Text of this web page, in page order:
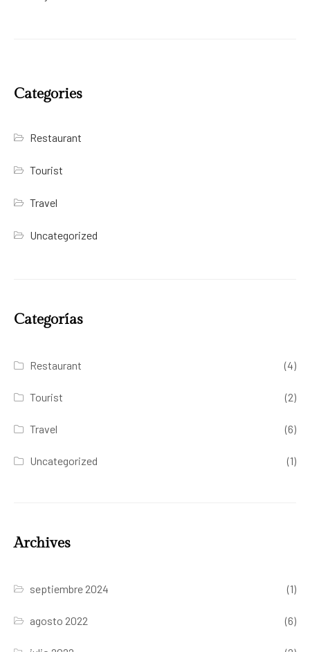
Categories
Restaurant
Tourist
Travel
Uncategorized
Categorías
Restaurant (4)
Tourist (2)
Travel (6)
Uncategorized (1)
Archives
septiembre 2024 (1)
agosto 2022 (6)